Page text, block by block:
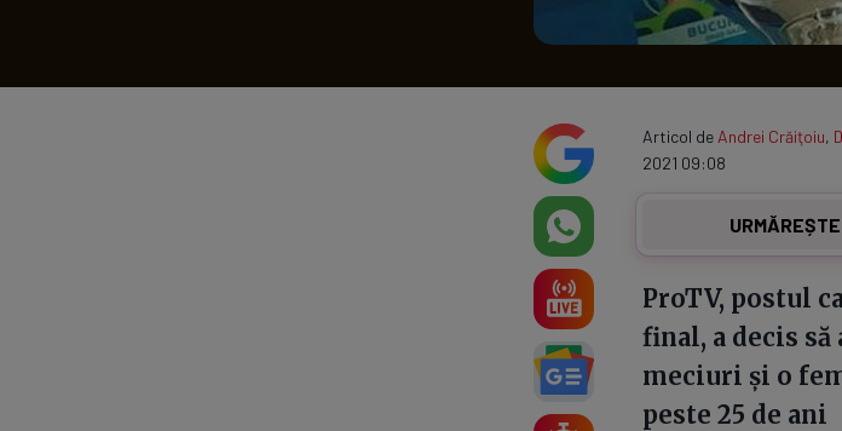
Articol de Andrei Crăiţoiu,
2021 09:08
ProTV, postul
final, a decis
meciuri și o
peste 25 de ani